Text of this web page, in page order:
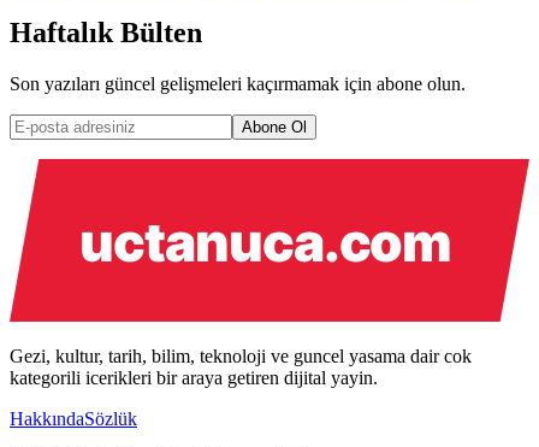
Haftalık Bülten
Son yazıları güncel gelişmeleri kaçırmamak için abone olun.
Abone Ol
Gezi, kultur, tarih, bilim, teknoloji ve guncel yasama dair cok
kategorili icerikleri bir araya getiren dijital yayin.
HakkındaSözlük